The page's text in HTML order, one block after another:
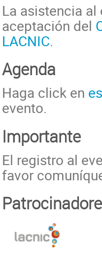
La asistencia
aceptación del
LACNIC.
Agenda
Haga click en
evento.
Importante
El registro al
favor